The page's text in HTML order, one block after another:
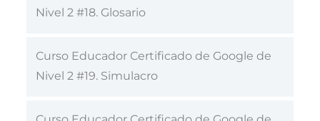
Nivel 2 #18. Glosario
Curso Educador Certificado de Google de
Nivel 2 #19. Simulacro